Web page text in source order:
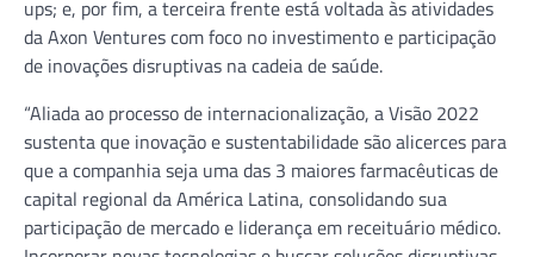
ups; e, por fim, a terceira frente está voltada às atividades
da Axon Ventures com foco no investimento e participação
de inovações disruptivas na cadeia de saúde.
“Aliada ao processo de internacionalização, a Visão 2022
sustenta que inovação e sustentabilidade são alicerces para
que a companhia seja uma das 3 maiores farmacêuticas de
capital regional da América Latina, consolidando sua
participação de mercado e liderança em receituário médico.